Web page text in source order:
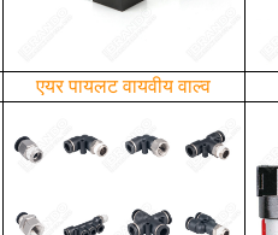
एयर पायलट वायवीय वाल्व